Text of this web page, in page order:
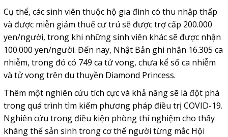
Cụ thể, các sinh viên thuộc hộ gia đình có thu nhập thấp
và được miễn giảm thuế cư trú sẽ được trợ cấp 200.000
yen/người, trong khi những sinh viên khác sẽ được nhận
100.000 yen/người. Đến nay, Nhật Bản ghi nhận 16.305 ca
nhiễm, trong đó có 749 ca tử vong, chưa kể số ca nhiễm
và tử vong trên du thuyền Diamond Princess.
Thêm một nghiên cứu tích cực và khả năng sẽ là đột phá
trong quá trình tìm kiếm phương pháp điều trị COVID-19.
Nghiên cứu trong điều kiện phòng thí nghiệm cho thấy
kháng thể sản sinh trong cơ thể người từng mắc Hội